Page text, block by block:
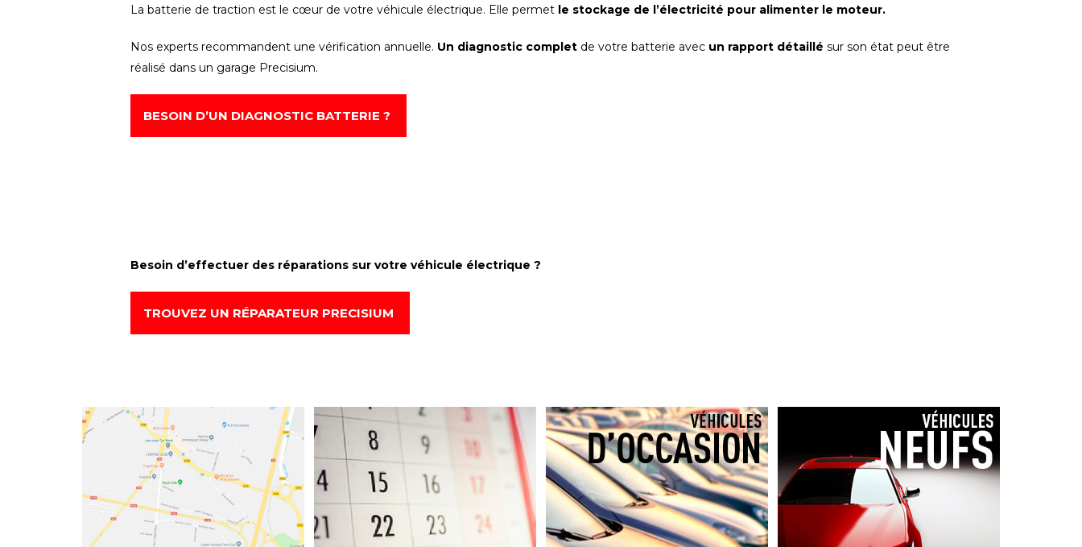
La batterie de traction est le cœur de votre véhicule électrique. Elle permet le stockage de l’électricité pour alimenter le moteur.
Nos experts recommandent une vérification annuelle. Un diagnostic complet de votre batterie avec un rapport détaillé sur son état peut être
réalisé dans un garage Precisium.
BESOIN D’UN DIAGNOSTIC BATTERIE ?
Besoin d’effectuer des réparations sur votre véhicule électrique ?
TROUVEZ UN RÉPARATEUR PRECISIUM